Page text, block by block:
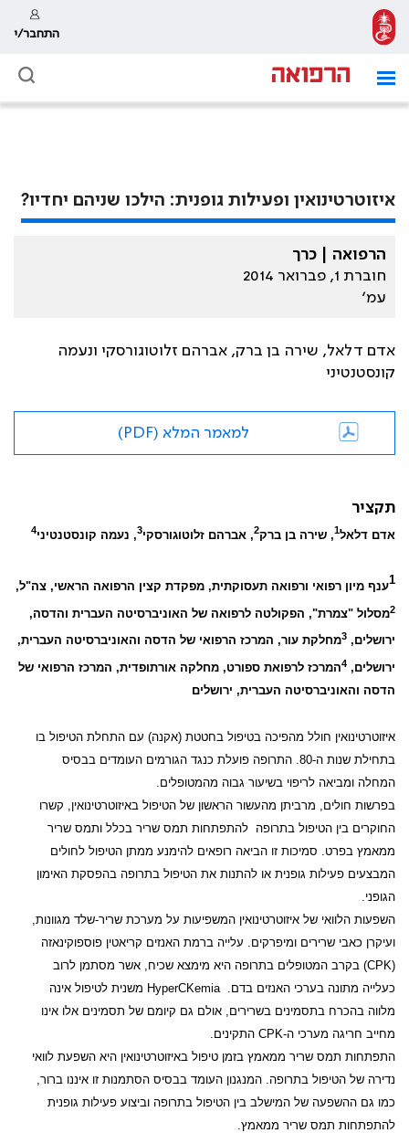
התחבר/י
איזוטרטינואין ופעילות גופנית: הילכו שניהם יחדיו?
הרפואה | כרך
חוברת 1, פברואר 2014
עמ׳
אדם דלאל, שירה בן ברק, אברהם זלוטוגורסקי ונעמה
קונסטנטיני
למאמר המלא (PDF)
תקציר
אדם דלאל1, שירה בן ברק2, אברהם זלוטוגורסקי3, נעמה קונסטנטיני4
1ענף מיון רפואי ורפואה תעסוקתית, מפקדת קצין הרפואה הראשי, צה"ל,
2מסלול "צמרת", הפקולטה לרפואה של האוניברסיטה העברית והדסה,
ירושלים, 3מחלקת עור, המרכז הרפואי של הדסה והאוניברסיטה העברית,
ירושלים, 4המרכז לרפואת ספורט, מחלקה אורתופדית, המרכז הרפואי של
הדסה והאוניברסיטה העברית, ירושלים
איזוטרטינואין חולל מהפיכה בטיפול בחטטת (אקנה) עם התחלת הטיפול בו
בתחילת שנות ה-80. התרופה פועלת כנגד הגורמים העומדים בבסיס
המחלה ומביאה לריפוי בשיעור גבוה מהמטופלים.
בפרשות חולים, מרביתן מהעשור הראשון של הטיפול באיזוטרטינואין, קשרו
החוקרים בין הטיפול בתרופה להתפתחות תמס שריר בכלל ותמס שריר
ממאמץ בפרט. סמיכות זו הביאה רופאים להימנע ממתן הטיפול לחולים
המבצעים פעילות גופנית או להתנות את הטיפול בתרופה בהפסקת האימון
הגופני.
השפעות הלוואי של איזוטרטינואין המשפיעות על מערכת שריר-שלד מגוונות,
ועיקרן כאבי שרירים ומיפרקים. עלייה ברמת האנזים קריאטין פוספוקינאזה
(
CPK) בקרב המטופלים בתרופה היא מימצא שכיח, אשר מסתמן לרוב
כעלייה מתונה בערכי האנזים בדם.
משנית לטיפול אינה
מלווה בהכרח בתסמינים בשרירים, אולם גם קיומם של תסמינים אלו אינו
מחייב חריגה מערכי ה-CPK התקינים.
התפתחות תמס שריר ממאמץ בזמן טיפול באיזוטרטינואין היא השפעת לוואי
נדירה של הטיפול בתרופה. המנגנון העומד בבסיס הסתמנות זו איננו ברור,
כמו גם ההשפעה של המישלב בין הטיפול בתרופה וביצוע פעילות גופנית
להתפתחות תמס שריר ממאמץ.